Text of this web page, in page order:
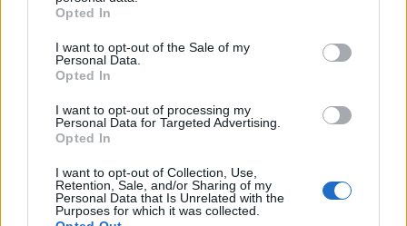
grant or deny consent to Google and its third-party tags to
use your data for below specified purposes in below Google
consent section.
Opted In
I want to opt-out of the Sale of my
Personal Data.
Opted In
I want to opt-out of processing my
Personal Data for Targeted Advertising.
Opted In
I want to opt-out of Collection, Use,
Retention, Sale, and/or Sharing of my
Personal Data that Is Unrelated with the
Purposes for which it was collected.
SHA3-384ハッシュアルゴリズムに
ついて
私は数学者でも暗号学者でもないので、このハッシュ